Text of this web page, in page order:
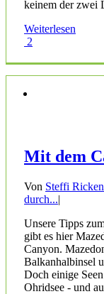
keinem der zwei
Weiterlesen
2
Mit dem
Von Steffi
durch...|
Unsere Tipps
gibt es hier
Canyon.
Balkanhalbinsel
Doch einige
Ohridsee - und